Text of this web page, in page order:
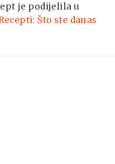
je podijelila u
Što ste danas